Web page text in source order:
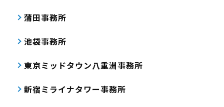
蒲田事務所
池袋事務所
東京ミッドタウン八重洲事務所
新宿ミライナタワー事務所